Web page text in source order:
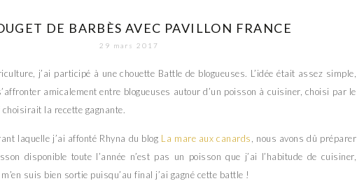
DE BARBÈS AVEC PAVILLON FRANCE
29 mars 2017
j’ai participé à une chouette Battle de blogueuses. L’idée était assez simple,
amicalement entre blogueuses autour d’un poisson à cuisiner, choisi par le
la recette gagnante.
laquelle j’ai affonté Rhyna du blog La mare aux canards
, nous avons dû préparer
disponible toute l’année n’est pas un poisson que j’ai l’habitude de cuisiner,
suis bien sortie puisqu’au final j’ai gagné cette battle !